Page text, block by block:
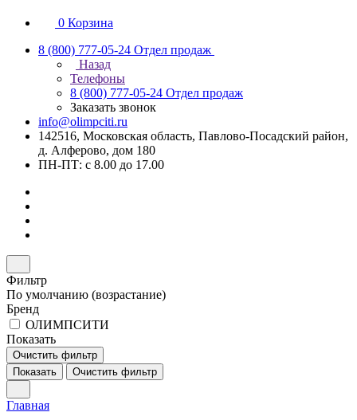
0 Корзина
8 (800) 777-05-24 Отдел продаж
Назад
Телефоны
8 (800) 777-05-24 Отдел продаж
Заказать звонок
info@olimpciti.ru
142516, Московская область, Павлово-Посадский район,
д. Алферово, дом 180
ПН-ПТ: с 8.00 до 17.00
Фильтр
По умолчанию (возрастание)
Бренд
ОЛИМПСИТИ
Показать
Очистить фильтр
Показать
Очистить фильтр
Главная